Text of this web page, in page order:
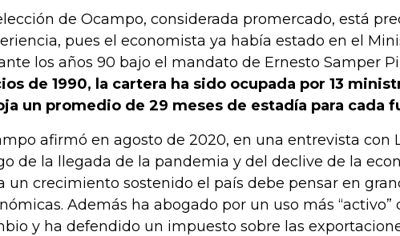
de Ocampo, considerada promercado, está
pues el economista ya había estado en el
los años 90 bajo el mandato de Ernesto Samper
de 1990, la cartera ha sido ocupada por 13
un promedio de 29 meses de estadía para cada
afirmó en agosto de 2020, en una entrevista con
de la llegada de la pandemia y del declive de la
un crecimiento sostenido el país debe pensar en
Además ha abogado por un uso más “activo”
y ha defendido un impuesto sobre las